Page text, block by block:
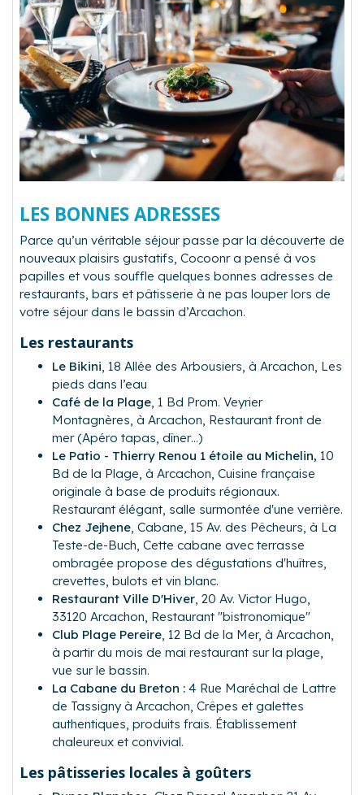
LES BONNES ADRESSES
Parce qu’un véritable séjour passe par la découverte de
nouveaux plaisirs gustatifs, Cocoonr a pensé à vos
papilles et vous souffle quelques bonnes adresses de
restaurants, bars et pâtisserie à ne pas louper lors de
votre séjour dans le bassin d’Arcachon.
Les restaurants
Le Bikini 18 Allée des Arbousiers, à Arcachon , Les
pieds dans l’eau
Café de la Plage 1 Bd Prom. Veyrier
Montagnères, à Arcachon , Restaurant front de
mer (Apéro tapas, dîner…)
Le Patio - Thierry Renou 1 étoile au Michelin, 10
Bd de la Plage, à Arcachon , Cuisine française
originale à base de produits régionaux.
Restaurant élégant, salle surmontée d'une verrière.
Chez Jejhene , Cabane, 15 Av. des Pêcheurs, à La
Teste-de-Buch , Cette cabane avec terrasse
ombragée propose des dégustations d'huîtres,
crevettes, bulots et vin blanc.
Restaurant Ville D'Hiver 20 Av. Victor Hugo,
33120 Arcachon , Restaurant "bistronomique"
Club Plage Pereire 12 Bd de la Mer, à Arcachon
à partir du mois de mai restaurant sur la plage,
vue sur le bassin.
La Cabane du Breton : 4 Rue Maréchal de Lattre
de Tassigny à Arcachon , Crêpes et galettes
authentiques, produits frais. Établissement
chaleureux et convivial.
Les pâtisseries locales à goûters